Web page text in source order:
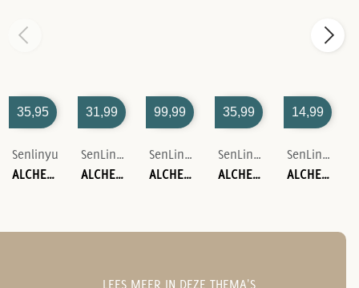
35,95
Senlinyu
ALCHEMISED ENGLISH EDITION
31,99
SenLinYu
ALCHEMISED ENGLISH EDITION
99,99
SenLinYu
ALCHEMISED (DELUXE THREE-VOLUME SLIPCASE EDITION)
35,99
SenLinYu
ALCHEMISED
14,99
SenLinYu
ALCHEMISED
LEES MEER IN DEZE THEMA'S